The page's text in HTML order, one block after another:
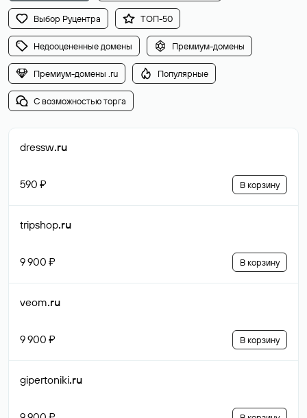
Выбор Руцентра ТОП-50
Недооцененные домены Премиум-домены
Премиум-домены .ru Популярные
С возможностью торга
dressw.ru
590 ₽ В корзину
tripshop.ru
9 900 ₽ В корзину
veom.ru
9 900 ₽ В корзину
gipertoniki.ru